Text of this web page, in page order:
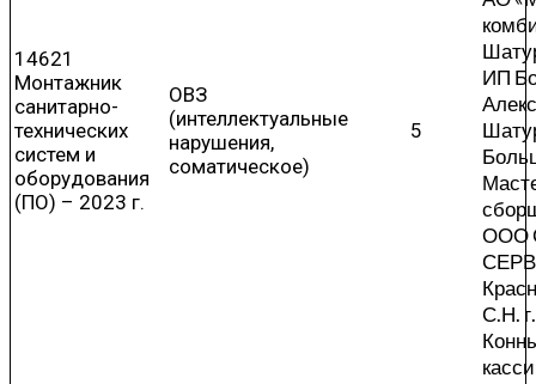
14621
Монтажник
санитарно-
технических
систем и
оборудования
(ПО) – 2023 г.
ОВЗ
(интеллектуальные
нарушения,
соматическое)
5
ИП
ООО
С.Н.